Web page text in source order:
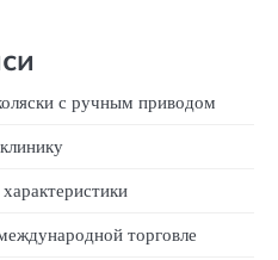
с ручным приводом
торговле